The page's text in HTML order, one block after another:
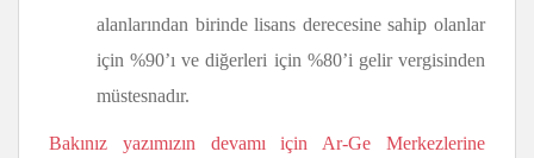
alanlarından birinde lisans derecesine sahip olanlar
için %90’ı ve diğerleri için %80’i gelir vergisinden
müstesnadır.
Bakınız yazımızın devamı için Ar-Ge Merkezlerine